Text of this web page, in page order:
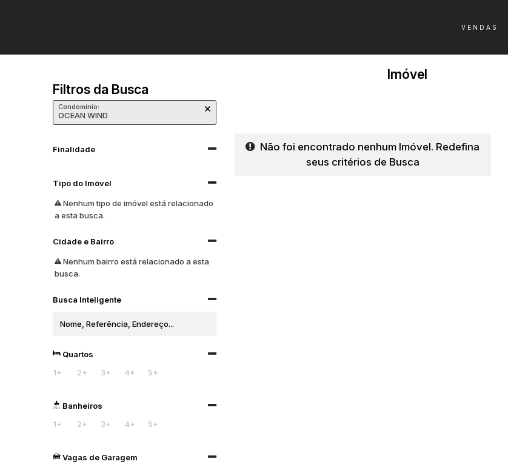
VENDAS
Imóvel
Filtros da Busca
Condomínio:
OCEAN WIND
Finalidade
Tipo do Imóvel
Nenhum tipo de imóvel está relacionado
a esta busca.
Cidade e Bairro
Nenhum bairro está relacionado a esta
busca.
Busca Inteligente
Quartos
1+
2+ 3+ 4+ 5+
Banheiros
1+
2+ 3+ 4+ 5+
Vagas de Garagem
Não foi encontrado nenhum Imóvel. Redefina
seus critérios de Busca